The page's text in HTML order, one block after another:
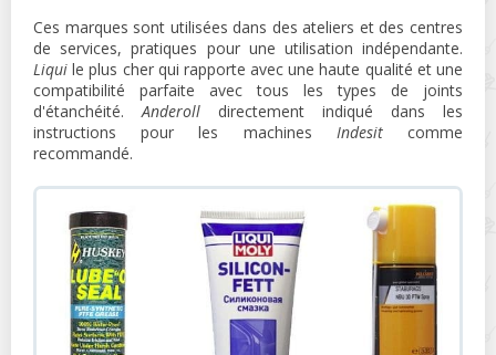
Ces marques sont utilisées dans des ateliers et des centres
de services, pratiques pour une utilisation indépendante.
Liqui le plus cher qui rapporte avec une haute qualité et une
compatibilité parfaite avec tous les types de joints
d'étanchéité. Anderoll directement indiqué dans les
instructions pour les machines Indesitcomme
recommandé.